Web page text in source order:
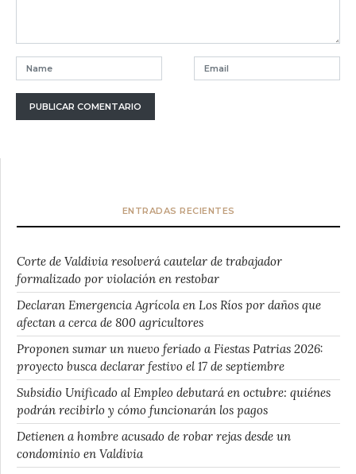
ENTRADAS RECIENTES
Corte de Valdivia resolverá cautelar de trabajador
formalizado por violación en restobar
Declaran Emergencia Agrícola en Los Ríos por daños que
afectan a cerca de 800 agricultores
Proponen sumar un nuevo feriado a Fiestas Patrias 2026:
proyecto busca declarar festivo el 17 de septiembre
Subsidio Unificado al Empleo debutará en octubre: quiénes
podrán recibirlo y cómo funcionarán los pagos
Detienen a hombre acusado de robar rejas desde un
condominio en Valdivia